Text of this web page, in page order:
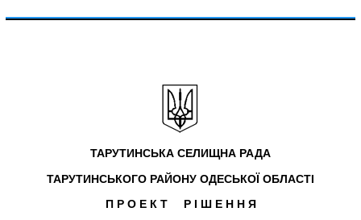
ТАРУТИНСЬКА СЕЛИЩНА РАДА
ТАРУТИНСЬКОГО РАЙОНУ ОДЕСЬКОЇ ОБЛАСТІ
П Р О Е К Т Р І Ш Е Н Н Я